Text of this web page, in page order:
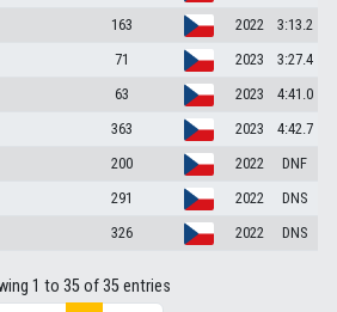
163 2022
3:13.2
71 2023
3:27.4
63 2023
4:41.0
363 2023
4:42.7
200 2022
DNF
291 2022
DNS
326 2022 DNS
1 to 35 of 35 entries